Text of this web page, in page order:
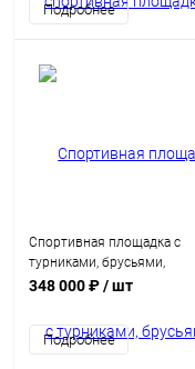
Подробнее
Спортивная площадка с
турниками, брусьями,
рукоходом, шведской
348 000 ₽/ шт
Подробнее